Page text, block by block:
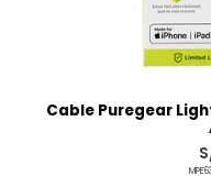
Cable Puregear